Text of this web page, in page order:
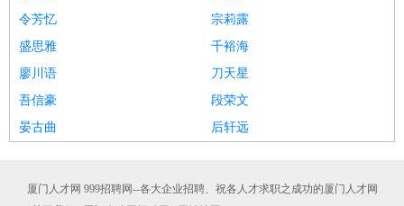
令芳忆
宗莉露
盛思雅
千裕海
廖川语
刀天星
吾信豪
段荣文
晏古曲
后轩远
厦门人才网 999招聘网--各大企业招聘、祝各人才求职之成功的厦门人才网